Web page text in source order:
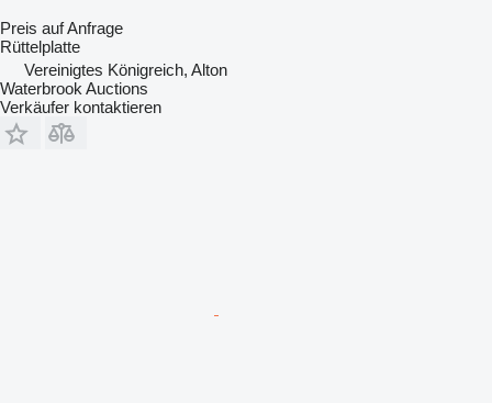
Preis auf Anfrage
Rüttelplatte
Vereinigtes Königreich, Alton
Waterbrook Auctions
Verkäufer kontaktieren